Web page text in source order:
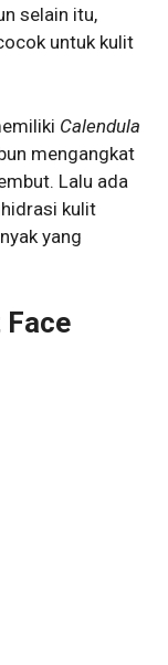
selain itu,
untuk kulit
Calendula
mengangkat
Lalu ada
kulit
yang